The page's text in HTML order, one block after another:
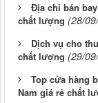
Địa chỉ bán
chất lượng (28/
Dịch vụ cho
chất lượng (29/
Top cửa hàng
Nam giá rẻ chất